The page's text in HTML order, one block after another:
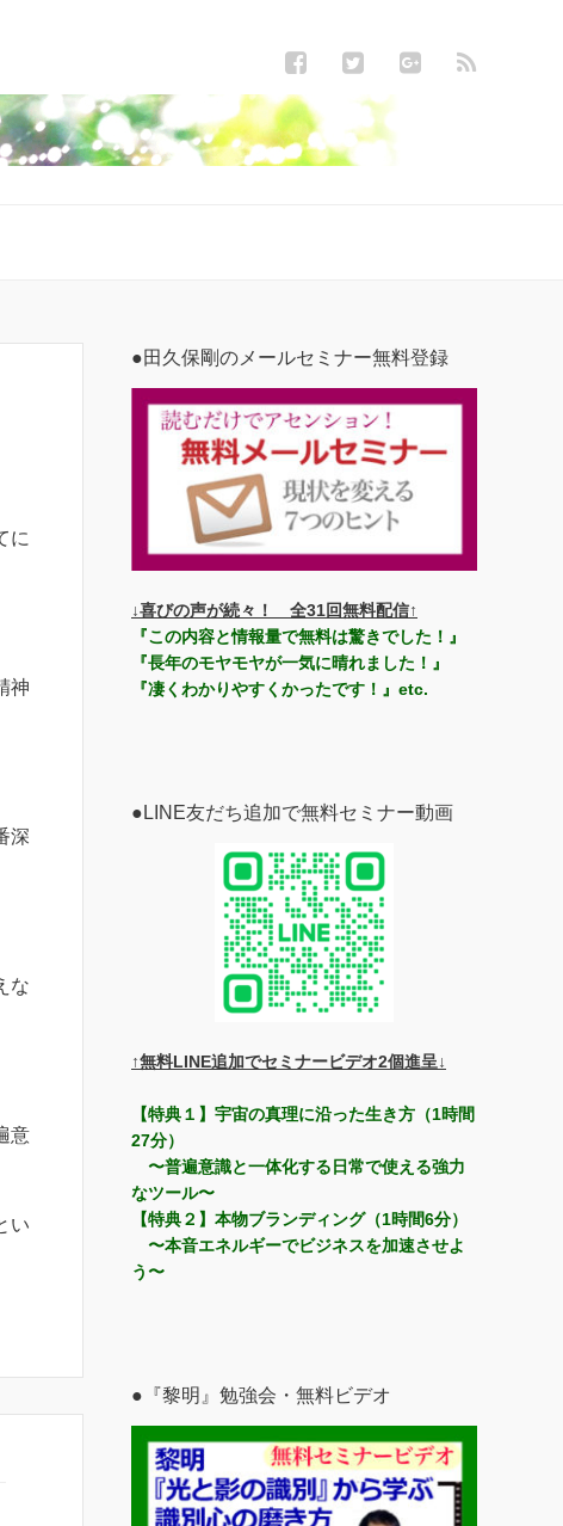
に
神
深
な
意
い
●田久保剛のメールセミナー無料登録
↓喜びの声が続々！ 全31回無料配信↑
『この内容と情報量で無料は驚きでした！』
『長年のモヤモヤが一気に晴れました！』
『凄くわかりやすくかったです！』etc.
●LINE友だち追加で無料セミナー動画
↑無料LINE追加でセミナービデオ2個進呈↓
【特典１】宇宙の真理に沿った生き方（1時間
27分）
〜普遍意識と一体化する日常で使える強力
なツール〜
【特典２】本物ブランディング（1時間6分）
〜本音エネルギーでビジネスを加速させよ
う〜
●『黎明』勉強会・無料ビデオ